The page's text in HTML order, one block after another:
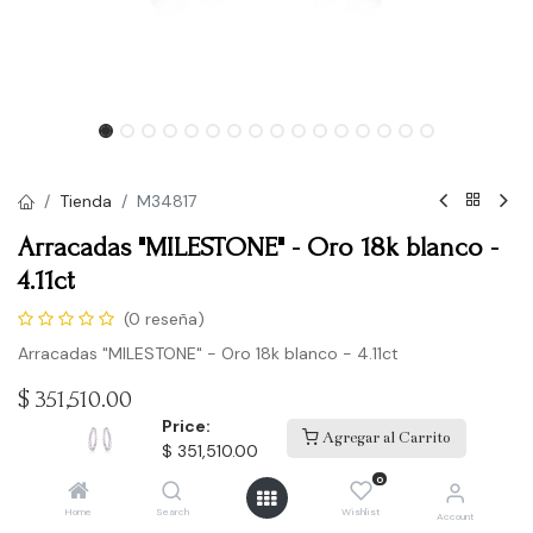
Price:
$ 351,510.00
Agregar al Carrito
Home Search
0
Wishlist Account
Tienda M34817
Arracadas "MILESTONE" - Oro 18k blanco -
4.11ct
(0 reseña)
Arracadas "MILESTONE" - Oro 18k blanco - 4.11ct
$ 351,510.00
Comprar